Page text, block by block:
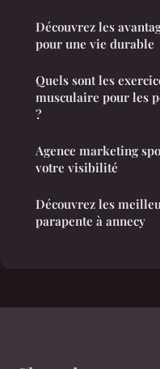
Découvrez les
pour une vie durable
Quels sont les
musculaire pour les
?
Agence marketing
votre visibilité
Découvrez les
parapente à annecy